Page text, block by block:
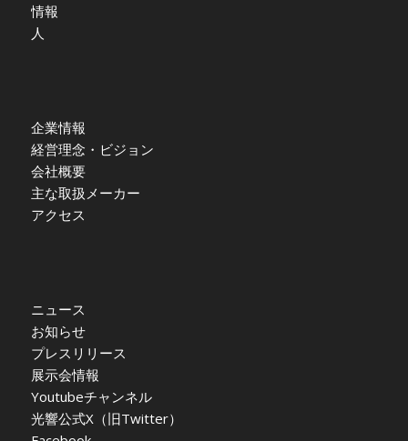
情報
人
企業情報
経営理念・ビジョン
会社概要
主な取扱メーカー
アクセス
ニュース
お知らせ
プレスリリース
展示会情報
Youtubeチャンネル
光響公式X（旧Twitter）